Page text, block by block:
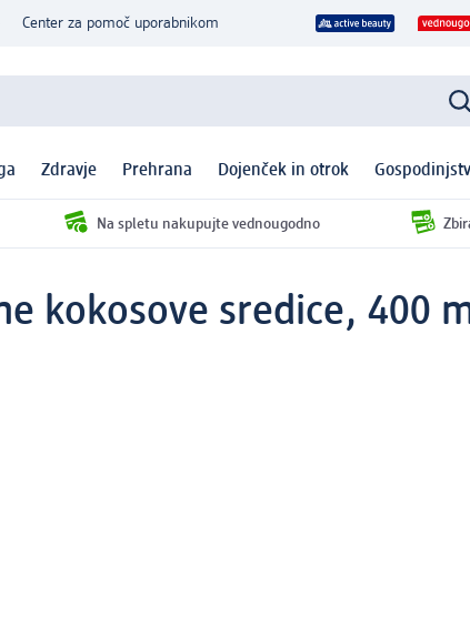
Center za pomoč uporabnikom
Zdravje Prehrana Dojenček in otrok
Na spletu nakupujte vednougodno
kokosove sredice, 400